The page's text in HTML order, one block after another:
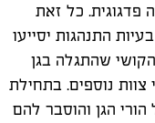
פדגוגית. כל זאת
התנהגות יסייעו
שהתגלה בגן
נוספים. בתחילת
הגן והוסבר להם